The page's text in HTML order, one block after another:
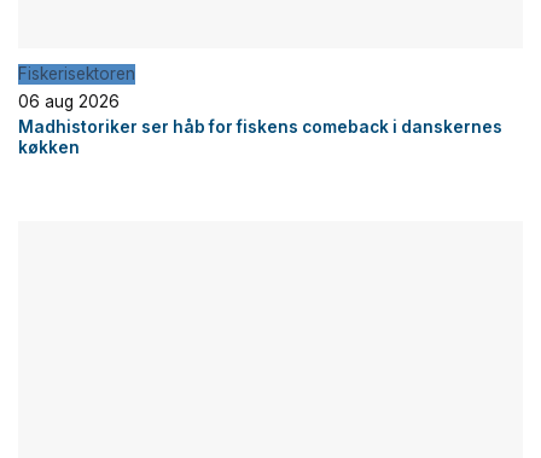
Fiskerisektoren
06 aug 2026
Madhistoriker ser håb for fiskens comeback i danskernes
køkken